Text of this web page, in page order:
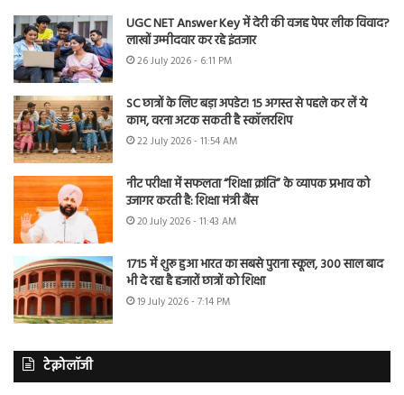
UGC NET Answer Key में देरी की वजह पेपर लीक विवाद?
लाखों उम्मीदवार कर रहे इंतजार
26 July 2026 - 6:11 PM
SC छात्रों के लिए बड़ा अपडेट! 15 अगस्त से पहले कर लें ये
काम, वरना अटक सकती है स्कॉलरशिप
22 July 2026 - 11:54 AM
नीट परीक्षा में सफलता “शिक्षा क्रांति” के व्यापक प्रभाव को
उजागर करती है: शिक्षा मंत्री बैंस
20 July 2026 - 11:43 AM
1715 में शुरू हुआ भारत का सबसे पुराना स्कूल, 300 साल बाद
भी दे रहा है हजारों छात्रों को शिक्षा
19 July 2026 - 7:14 PM
टेक्नोलॉजी